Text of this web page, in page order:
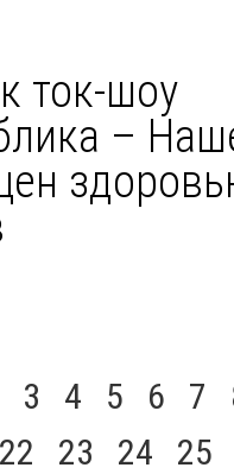
ток-шоу
–
3 4 5 6 7
22 23 24
25